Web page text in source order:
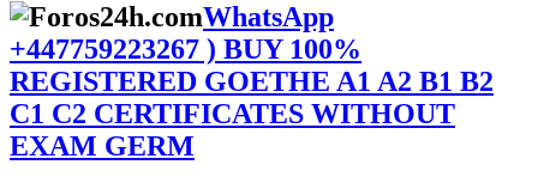
WhatsApp
+447759223267 ) BUY 100%
REGISTERED GOETHE A1 A2 B1 B2
C1 C2 CERTIFICATES WITHOUT
EXAM GERM